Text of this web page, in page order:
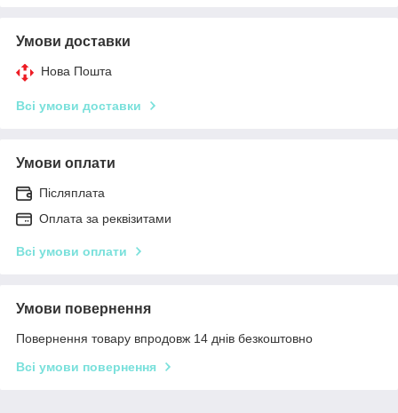
Умови доставки
Нова Пошта
Всі умови доставки
Умови оплати
Післяплата
Оплата за реквізитами
Всі умови оплати
Умови повернення
Повернення товару впродовж 14 днів безкоштовно
Всі умови повернення